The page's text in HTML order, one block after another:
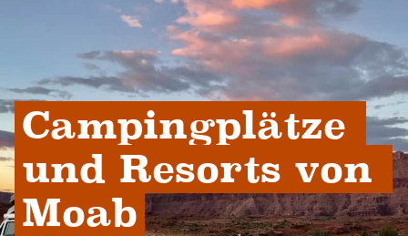
Campingplätze
und Resorts von
Moab